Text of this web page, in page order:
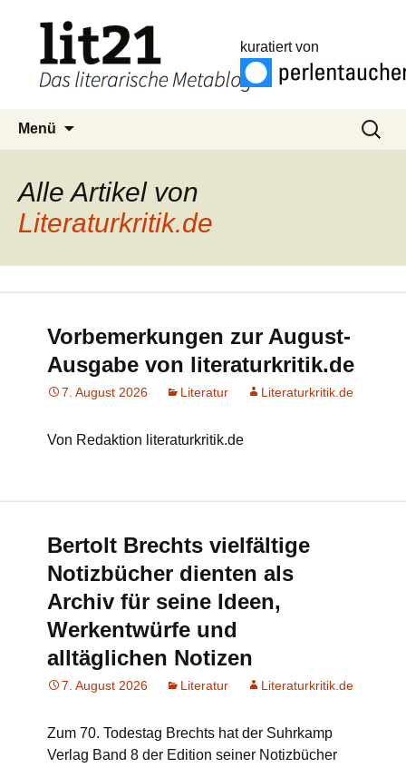
kuratiert von
Menü
Suchen
nach:
Alle Artikel von
Literaturkritik.de
Vorbemerkungen zur August-
Ausgabe von literaturkritik.de
7. August 2026 Literatur Literaturkritik.de
Von Redaktion literaturkritik.de
Bertolt Brechts vielfältige
Notizbücher dienten als
Archiv für seine Ideen,
Werkentwürfe und
alltäglichen Notizen
7. August 2026 Literatur Literaturkritik.de
Zum 70. Todestag Brechts hat der Suhrkamp
Verlag Band 8 der Edition seiner Notizbücher